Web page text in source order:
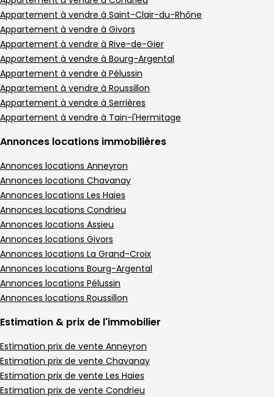
Appartement à vendre à Saint-Clair-du-Rhône
Appartement à vendre à Givors
Appartement à vendre à Rive-de-Gier
Appartement à vendre à Bourg-Argental
Appartement à vendre à Pélussin
Appartement à vendre à Roussillon
Appartement à vendre à Serrières
Appartement à vendre à Tain-l'Hermitage
Annonces locations immobilières
Annonces locations Anneyron
Annonces locations Chavanay
Annonces locations Les Haies
Annonces locations Condrieu
Annonces locations Assieu
Annonces locations Givors
Annonces locations La Grand-Croix
Annonces locations Bourg-Argental
Annonces locations Pélussin
Annonces locations Roussillon
Estimation & prix de l'immobilier
Estimation prix de vente Anneyron
Estimation prix de vente Chavanay
Estimation prix de vente Les Haies
Estimation prix de vente Condrieu